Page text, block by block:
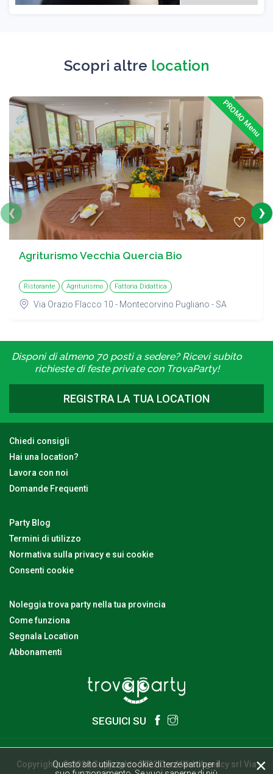
Scopri altre location
PROMO Menu
Agriturismo Vecchia Quercia Bio
Ristorante Agriturismo Fattoria Didattica
Via Orazio Flacco 10 - Montecorvino Pugliano - SA
‹ ›
Disponi di almeno 70 posti a sedere? Ricevi subito
richieste di feste private con TrovaParty!
REGISTRA LA TUA LOCATION
Chiedi consigli
Hai una location?
Lavora con noi
Domande Frequenti
Party Blog
Termini di utilizzo
Normativa sulla privacy e sui cookie
Consenti cookie
Noleggia trova party nella tua provincia
Come funziona
Segnala Location
Abbonamenti
SEGUICI SU
Copyrights © 2026 Copyrights 2022 Cool Web Agency srl Via×
Questo sito utilizza cookie di terze parti per il